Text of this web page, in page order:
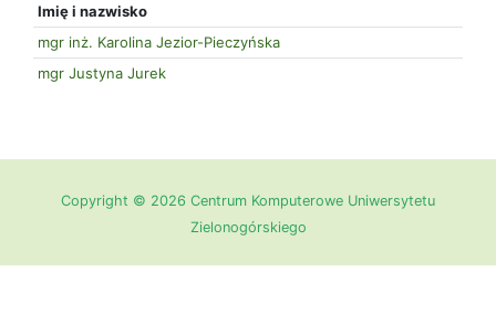
Imię i nazwisko
mgr inż. Karolina Jezior-Pieczyńska
mgr Justyna Jurek
Copyright © 2026 Centrum Komputerowe Uniwersytetu
Zielonogórskiego